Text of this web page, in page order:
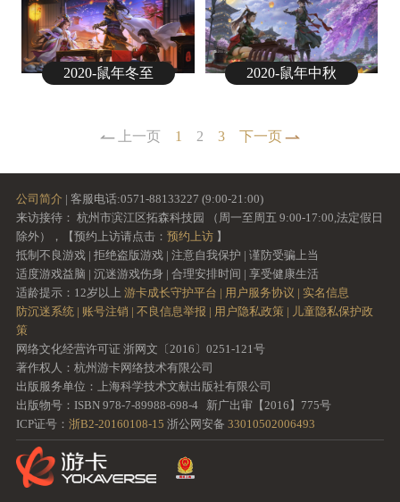
2020-鼠年冬至 2020-鼠年中秋
上一页 1 2 3 下一页
公司简介 | 客服电话:0571-88133227 (9:00-21:00)
来访接待： 杭州市滨江区拓森科技园 （周一至周五 9:00-17:00,法定假日
除外），【预约上访请点击： 预约上访】
抵制不良游戏 | 拒绝盗版游戏 | 注意自我保护 | 谨防受骗上当
适度游戏益脑 | 沉迷游戏伤身 | 合理安排时间 | 享受健康生活
适龄提示：12岁以上 游卡成长守护平台 | 用户服务协议 | 实名信息
防沉迷系统 | 账号注销 | 不良信息举报 | 用户隐私政策 | 儿童隐私保护政
策
网络文化经营许可证 浙网文〔2016〕0251-121号
著作权人：杭州游卡网络技术有限公司
出版服务单位：上海科学技术文献出版社有限公司
出版物号：ISBN 978-7-89988-698-4 新广出审【2016】775号
ICP证号： 浙B2-20160108-15 浙公网安备 33010502006493